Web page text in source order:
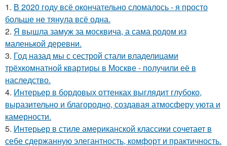
1. В 2020 году всё окончательно сломалось - я просто
больше не тянула всё одна.
2. Я вышла замуж за москвича, а сама родом из
маленькой деревни.
3. Год назад мы с сестрой стали владелицами
трёхкомнатной квартиры в Москве - получили её в
наследство.
4. Интерьер в бордовых оттенках выглядит глубоко,
выразительно и благородно, создавая атмосферу уюта и
камерности.
5. Интерьер в стиле американской классики сочетает в
себе сдержанную элегантность, комфорт и практичность.